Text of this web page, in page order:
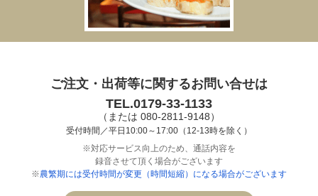
ご注文・出荷等に関するお問い合せは
TEL.0179-33-1133
（または 080-2811-9148）
受付時間／平日10:00～17:00（12-13時を除く）
※対応サービス向上のため、通話内容を
録音させて頂く場合がございます
※農繁期には受付時間が変更（時間短縮）になる場合がございます